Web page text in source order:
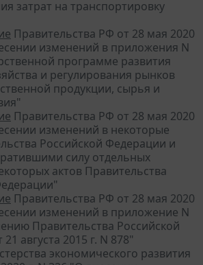
затрат на транспортировку
Правительства РФ от 28 мая 2020
изменений в приложения N
программе развития
и регулирования рынков
продукции, сырья и
Правительства РФ от 28 мая 2020
изменений в некоторые
Российской Федерации и
силу отдельных
актов Правительства
Правительства РФ от 28 мая 2020
изменений в приложение N
Правительства Российской
августа 2015 г. N 878"
экономического развития